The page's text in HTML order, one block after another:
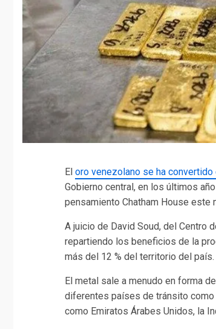
El oro venezolano se ha
Gobierno central, en los últimos
pensamiento Chatham House este
A juicio de David Soud, del Centro
repartiendo los beneficios de la
más del 12 % del territorio del país.
El metal sale a menudo en forma
diferentes países de tránsito como
como Emiratos Árabes Unidos, la